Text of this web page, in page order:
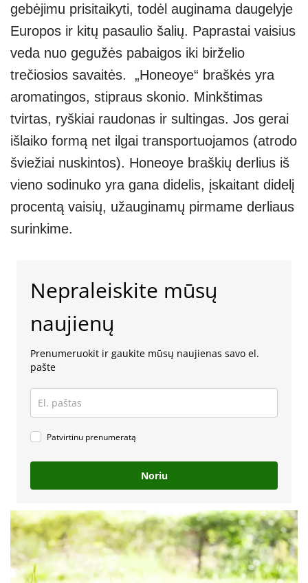
gebėjimu prisitaikyti, todėl auginama daugelyje
Europos ir kitų pasaulio šalių. Paprastai vaisius
veda nuo gegužės pabaigos iki birželio
trečiosios savaitės. „Honeoye“ braškės yra
aromatingos, stipraus skonio. Minkštimas
tvirtas, ryškiai raudonas ir sultingas. Jos gerai
išlaiko formą net ilgai transportuojamos (atrodo
šviežiai nuskintos). Honeoye braškių derlius iš
vieno sodinuko yra gana didelis, įskaitant didelį
procentą vaisių, užauginamų pirmame derliaus
surinkime.
Nepraleiskite mūsų
naujienų
Prenumeruokit ir gaukite mūsų naujienas savo el.
pašte
Patvirtinu prenumeratą
Noriu